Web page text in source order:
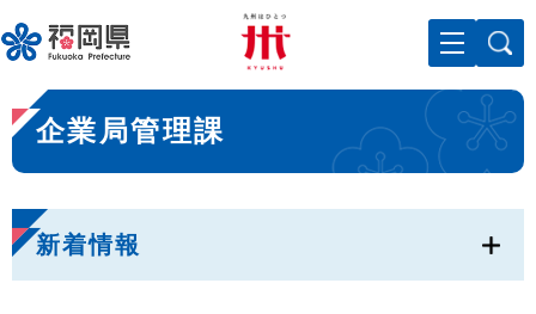
ー
ジ
先
頭
で
。
メニューを飛ばして本文へ
本
文
企業局管理課
新着情報